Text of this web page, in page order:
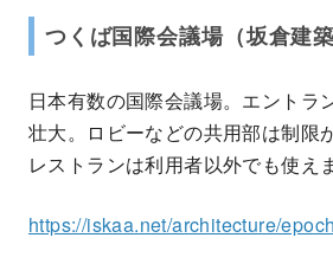
つくば国際会議場（坂倉建築
日本有数の国際会議場。エントラ
壮大。ロビーなどの共用部は制限
レストランは利用者以外でも使え
https://iskaa.net/architecture/